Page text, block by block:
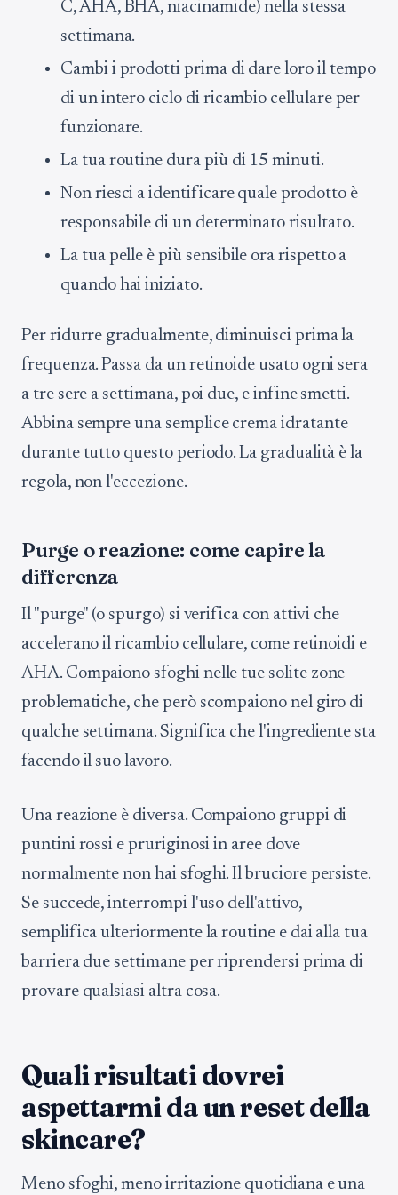
C, AHA, BHA, niacinamide) nella stessa
settimana.
Cambi i prodotti prima di dare loro il tempo
di un intero ciclo di ricambio cellulare per
funzionare.
La tua routine dura più di 15 minuti.
Non riesci a identificare quale prodotto è
responsabile di un determinato risultato.
La tua pelle è più sensibile ora rispetto a
quando hai iniziato.
Per ridurre gradualmente, diminuisci prima la
frequenza. Passa da un retinoide usato ogni sera
a tre sere a settimana, poi due, e infine smetti.
Abbina sempre una semplice crema idratante
durante tutto questo periodo. La gradualità è la
regola, non l'eccezione.
Purge o reazione: come capire la
differenza
Il "purge" (o spurgo) si verifica con attivi che
accelerano il ricambio cellulare, come retinoidi e
AHA. Compaiono sfoghi nelle tue solite zone
problematiche, che però scompaiono nel giro di
qualche settimana. Significa che l'ingrediente sta
facendo il suo lavoro.
Una reazione è diversa. Compaiono gruppi di
puntini rossi e pruriginosi in aree dove
normalmente non hai sfoghi. Il bruciore persiste.
Se succede, interrompi l'uso dell'attivo,
semplifica ulteriormente la routine e dai alla tua
barriera due settimane per riprendersi prima di
provare qualsiasi altra cosa.
Quali risultati dovrei
aspettarmi da un reset della
skincare?
Meno sfoghi, meno irritazione quotidiana e una